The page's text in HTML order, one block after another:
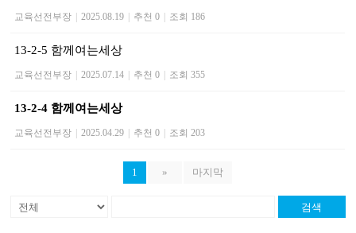
교육선전부장 2025.08.19 추천 0 조회 186
13-2-5 함께여는세상
교육선전부장 2025.07.14 추천 0 조회 355
13-2-4 함께여는세상
교육선전부장 2025.04.29 추천 0 조회 203
1 » 마지막
검색